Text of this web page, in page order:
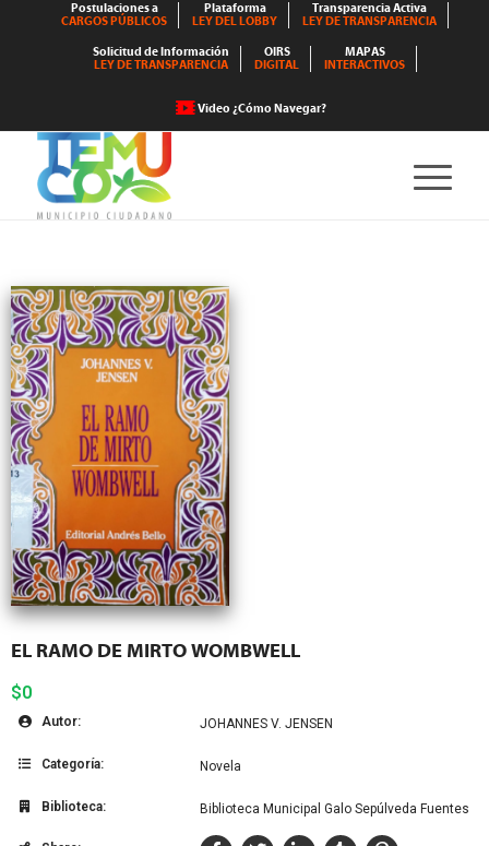
Postulaciones a
CARGOS PÚBLICOS
Plataforma
LEY DEL LOBBY
Transparencia Activa
LEY DE TRANSPARENCIA
Solicitud de Información
LEY DE TRANSPARENCIA
OIRS
DIGITAL
MAPAS
INTERACTIVOS
Video ¿Cómo Navegar?
EL RAMO DE MIRTO WOMBWELL
$0
Autor: JOHANNES V. JENSEN
Categoría: Novela
Biblioteca: Biblioteca Municipal Galo Sepúlveda Fuentes